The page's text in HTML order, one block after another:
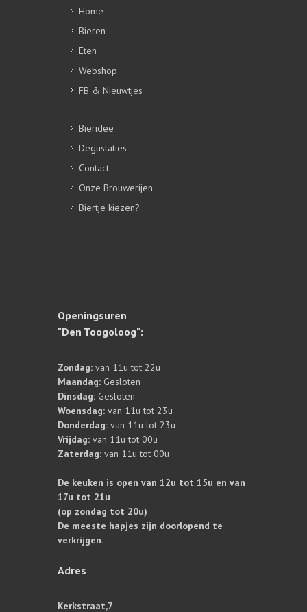
Home
Bieren
Eten
Webshop
FB & Nieuwtjes
Bieridee
Degustaties
Contact
Onze Brouwerijen
Biertje kiezen?
Openingsuren
"Den Toogoloog":
Zondag: van 11u tot 22u
Maandag: Gesloten
Dinsdag: Gesloten
Woensdag: van 11u tot 23u
Donderdag: van 11u tot 23u
Vrijdag: van 11u tot 00u
Zaterdag: van 11u tot 00u
De keuken is open van 12u tot 15u en van
17u tot 21u
(op zondag tot 20u)
De meeste hapjes zijn doorlopend te
verkrijgen.
Adres
Kerkstraat,7